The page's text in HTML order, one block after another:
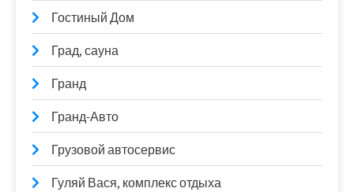
Гостиный Дом
Град, сауна
Гранд
Гранд-Авто
Грузовой автосервис
Гуляй Вася, комплекс отдыха